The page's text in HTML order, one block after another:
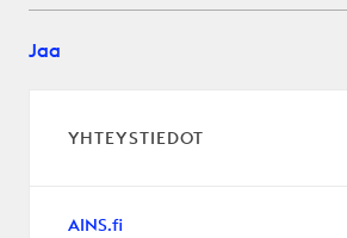
Jaa
YHTEYSTIEDOT
AINS.fi